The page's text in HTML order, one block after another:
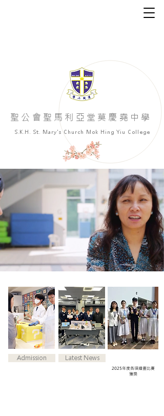
​聖公會聖馬利亞堂莫慶堯中學
S.K.H. St. Mary's Church Mok Hing Yiu College
Admission Latest News
2025年度各項繪畫比賽
獲獎